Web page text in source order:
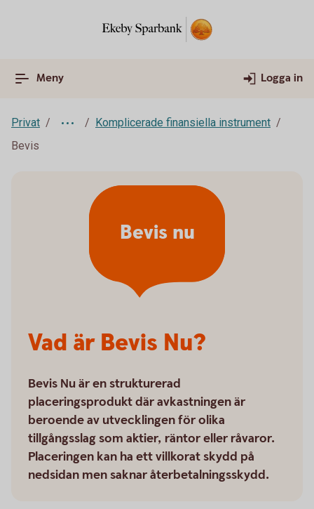
Meny Logga in
Privat
Komplicerade finansiella instrument
Bevis
Vad är Bevis Nu?
Bevis Nu är en strukturerad
placeringsprodukt där avkastningen är
beroende av utvecklingen för olika
tillgångsslag som aktier, räntor eller råvaror.
Placeringen kan ha ett villkorat skydd på
nedsidan men saknar återbetalningsskydd.
Bevis nu